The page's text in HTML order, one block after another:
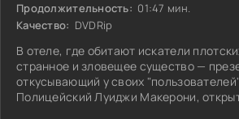
Продолжительность: 01:47 мин.
Качество: DVDRip
В отеле, где обитают искатели
странное и зловещее существо —
откусывающий у своих
Полицейский Луиджи Макерони,